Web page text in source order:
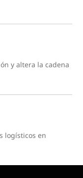
y altera la cadena
logísticos en